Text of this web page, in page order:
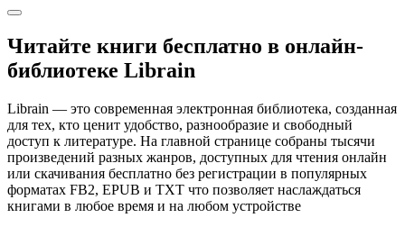
Читайте книги бесплатно в онлайн-
библиотеке Librain
Librain — это современная электронная библиотека, созданная
для тех, кто ценит удобство, разнообразие и свободный
доступ к литературе. На главной странице собраны тысячи
произведений разных жанров, доступных для чтения онлайн
или скачивания бесплатно без регистрации в популярных
форматах FB2, EPUB и TXT что позволяет наслаждаться
книгами в любое время и на любом устройстве